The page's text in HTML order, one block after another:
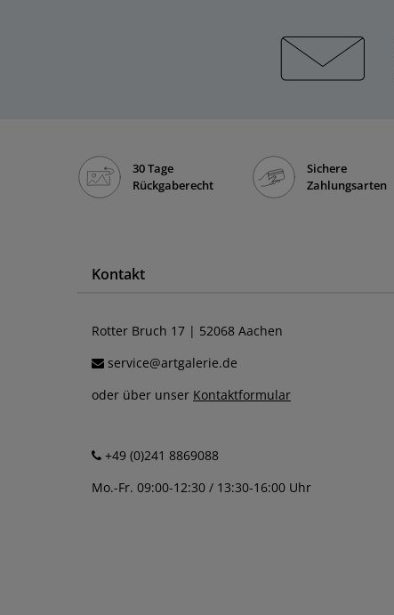
30 Tage
Rückgaberecht
Sichere
Zahlungsarten
Kontakt
Rotter Bruch 17 | 52068 Aachen
service@artgalerie.de
oder über unser Kontaktformular
+49 (0)241 8869088
Mo.-Fr. 09:00-12:30 / 13:30-16:00 Uhr